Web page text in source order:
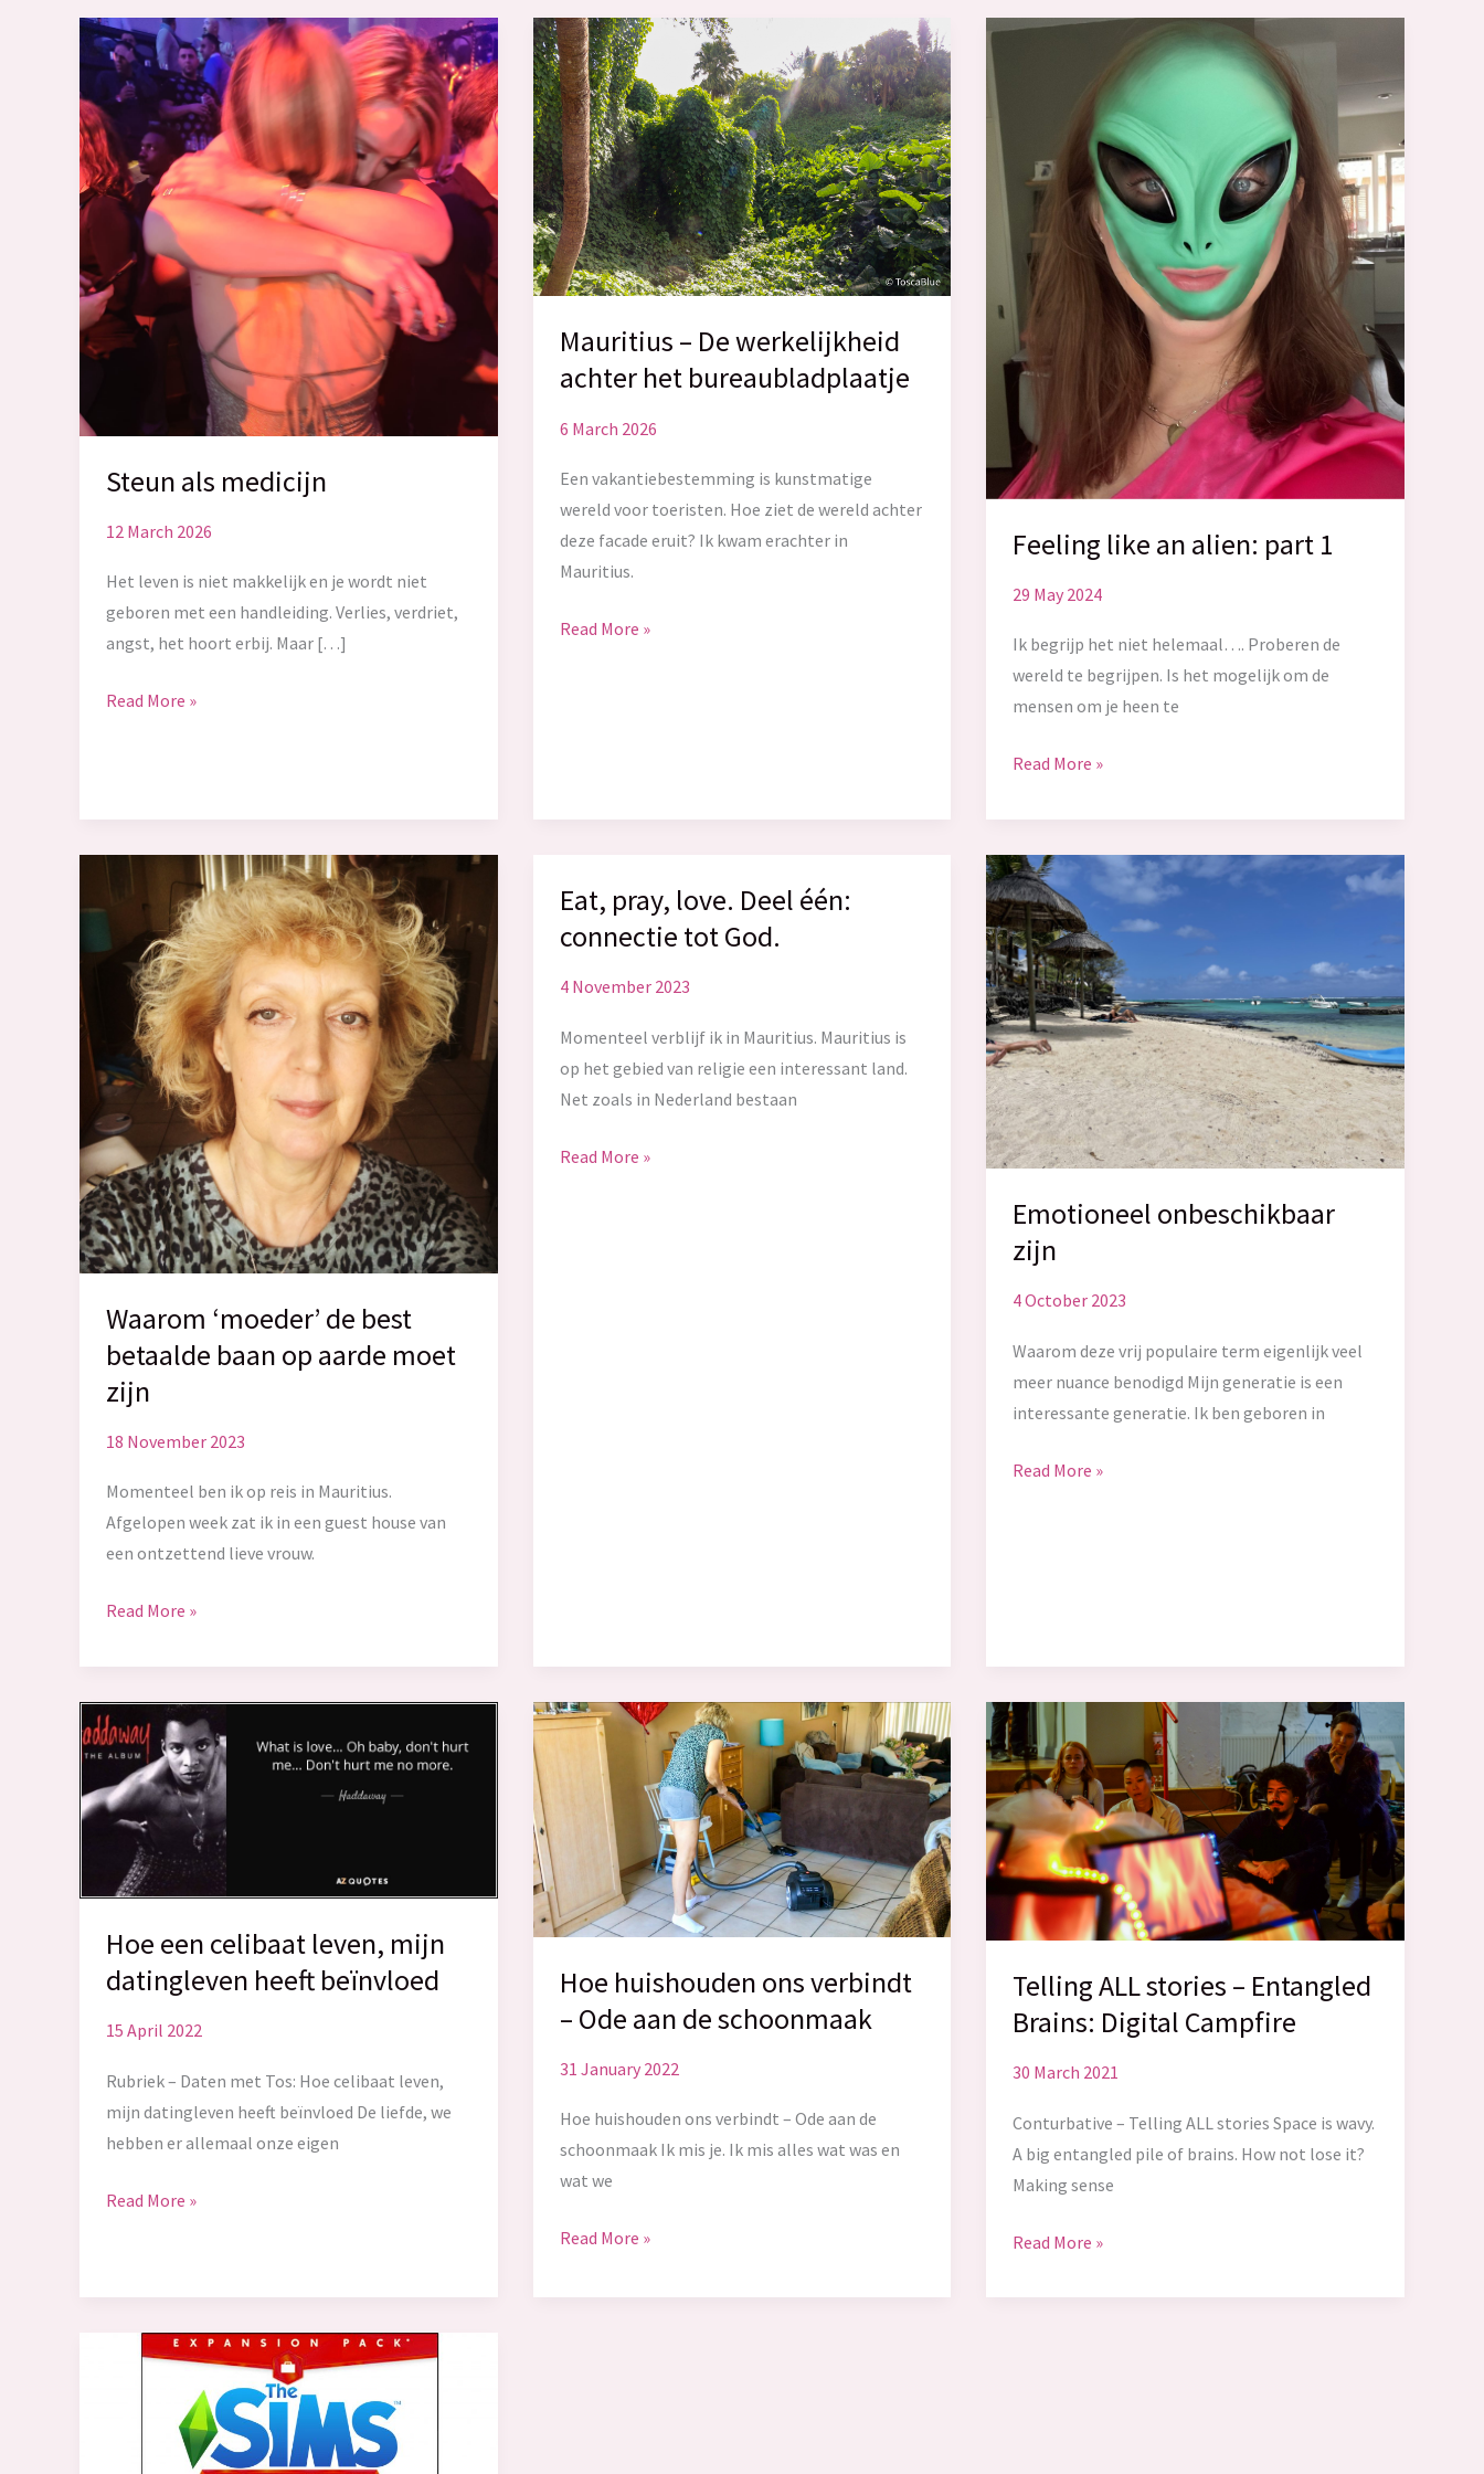
Steun als medicijn
12 March 2026
Het leven is niet makkelijk en je wordt niet
geboren met een handleiding. Verlies, verdriet,
angst, het hoort erbij. Maar […]
Steun
Read More »
Mauritius – De werkelijkheid
achter het bureaubladplaatje
6 March 2026
Een vakantiebestemming is kunstmatige
wereld voor toeristen. Hoe ziet de wereld achter
deze facade eruit? Ik kwam erachter in
Mauritius.
Mauritius
Read More »
Feeling like an alien: part 1
29 May 2024
Ik begrijp het niet helemaal…. Proberen de
wereld te begrijpen. Is het mogelijk om de
mensen om je heen te
Feeling
an
alien:
part
1
Read More »
Waarom ‘moeder’ de best
betaalde baan op aarde moet
zijn
18 November 2023
Momenteel ben ik op reis in Mauritius.
Afgelopen week zat ik in een guest house van
een ontzettend lieve vrouw.
Waarom
de
best
betaalde
baan
op
aarde
moet
zijn
Read More »
Eat, pray, love. Deel één:
connectie tot God.
4 November 2023
Momenteel verblijf ik in Mauritius. Mauritius is
op het gebied van religie een interessant land.
Net zoals in Nederland bestaan
Eat,
Read More »
Emotioneel onbeschikbaar
zijn
4 October 2023
Waarom deze vrij populaire term eigenlijk veel
meer nuance benodigd Mijn generatie is een
interessante generatie. Ik ben geboren in
Emotioneel
Read More »
Hoe een celibaat leven, mijn
datingleven heeft beïnvloed
15 April 2022
Rubriek – Daten met Tos: Hoe celibaat leven,
mijn datingleven heeft beïnvloed De liefde, we
hebben er allemaal onze eigen
Hoe
datingleven
Read More »
Hoe huishouden ons verbindt
– Ode aan de schoonmaak
31 January 2022
Hoe huishouden ons verbindt – Ode aan de
schoonmaak Ik mis je. Ik mis alles wat was en
wat we
Hoe
ons
Read More »
Telling ALL stories – Entangled
Brains: Digital Campfire
30 March 2021
Conturbative – Telling ALL stories Space is wavy.
A big entangled pile of brains. How not lose it?
Making sense
Telling
stories
Read More »